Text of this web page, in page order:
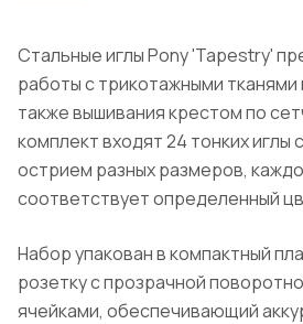
Стальные иглы Pony 'Tapestry'
работы с трикотажными тканями
также вышивания крестом по
комплект входят 24 тонких иглы
острием разных размеров,
соответствует определенный
Набор упакован в компактный
розетку с прозрачной
ячейками, обеспечивающий